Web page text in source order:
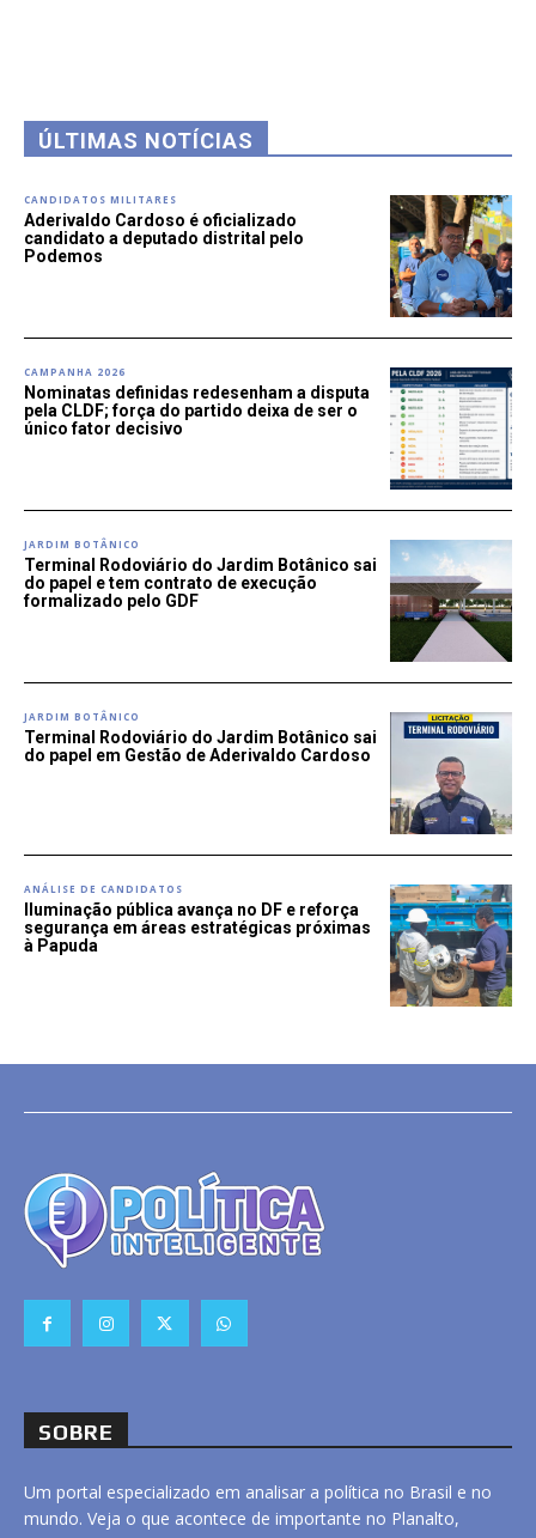
ÚLTIMAS NOTÍCIAS
CANDIDATOS MILITARES
Aderivaldo Cardoso é oficializado
candidato a deputado distrital pelo
Podemos
CAMPANHA 2026
Nominatas definidas redesenham a disputa
pela CLDF; força do partido deixa de ser o
único fator decisivo
JARDIM BOTÂNICO
Terminal Rodoviário do Jardim Botânico sai
do papel e tem contrato de execução
formalizado pelo GDF
JARDIM BOTÂNICO
Terminal Rodoviário do Jardim Botânico sai
do papel em Gestão de Aderivaldo Cardoso
ANÁLISE DE CANDIDATOS
Iluminação pública avança no DF e reforça
segurança em áreas estratégicas próximas
à Papuda
SOBRE
Um portal especializado em analisar a política no Brasil e no
mundo. Veja o que acontece de importante no Planalto,